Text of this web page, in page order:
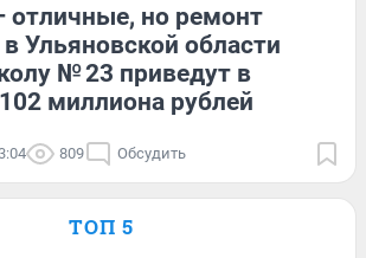
отличные, но ремонт
в Ульяновской области
№ 23 приведут в
миллиона рублей
809 Обсудить
ТОП 5